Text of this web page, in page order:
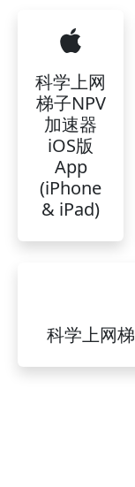
科学上网
梯子NPV
加速器
iOS版
App
(iPhone
& iPad)
科学上网